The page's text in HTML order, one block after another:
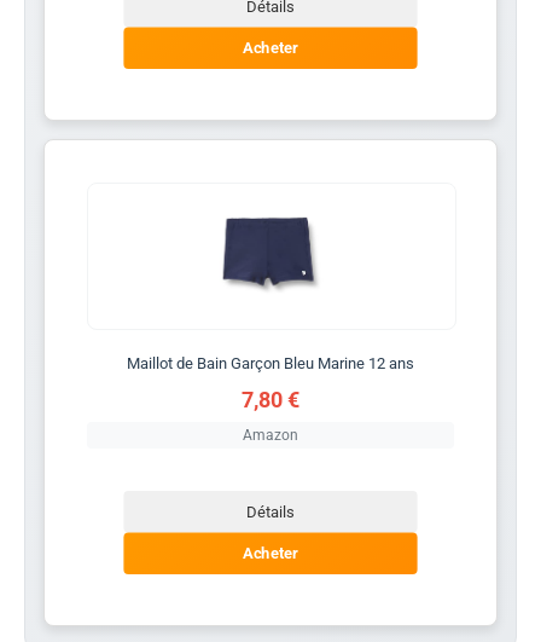
Détails
Acheter
Maillot de Bain Garçon Bleu Marine 12 ans
7,80 €
Amazon
Détails
Acheter